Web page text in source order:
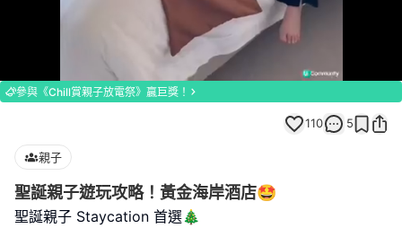
81.08%
參與《Chill賞親子放電祭》贏巨獎！
110 5
親子
聖誕親子遊玩攻略！黃金海岸酒店🤩
聖誕親子 Staycation 首選🎄